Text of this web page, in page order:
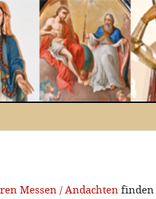
Messen / Andachten finden